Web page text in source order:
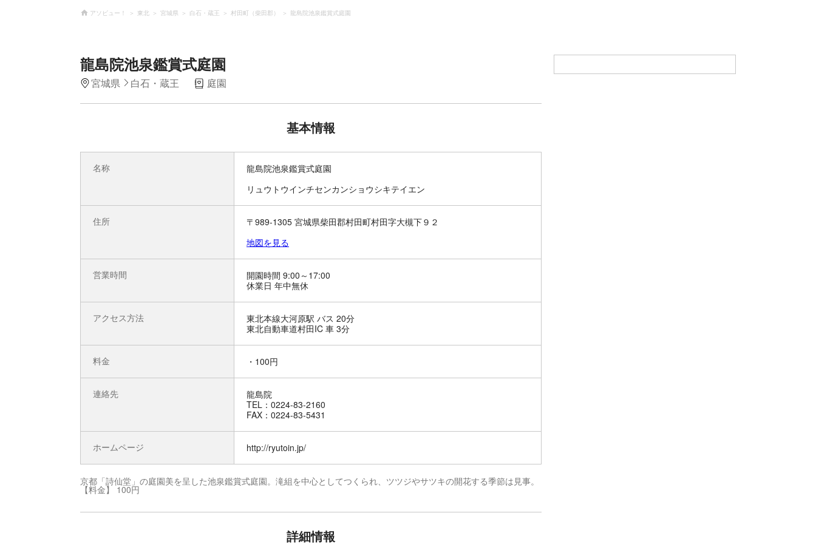
アソビュー！ 東北 宮城県 白石・蔵王 村田町（柴田郡） 龍島院池泉鑑賞式庭園
龍島院池泉鑑賞式庭園
宮城県 白石・蔵王 庭園
基本情報
名称
龍島院池泉鑑賞式庭園
リュウトウインチセンカンショウシキテイエン
住所
〒989-1305 宮城県柴田郡村田町村田字大槻下９２
地図を見る
営業時間
開園時間 9:00～17:00
休業日 年中無休
アクセス方法
東北本線大河原駅 バス 20分
東北自動車道村田IC 車 3分
料金 ・100円
連絡先
龍島院
TEL：0224-83-2160
FAX：0224-83-5431
ホームページ http://ryutoin.jp/
京都「詩仙堂」の庭園美を呈した池泉鑑賞式庭園。滝組を中心としてつくられ、ツツジやサツキの開花する季節は見事。
【料金】 100円
詳細情報